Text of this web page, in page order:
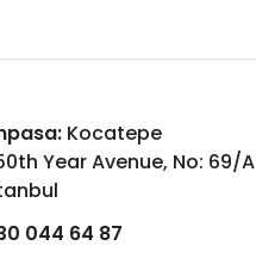
Kocatepe
Year Avenue, No: 69/A
044 64 87